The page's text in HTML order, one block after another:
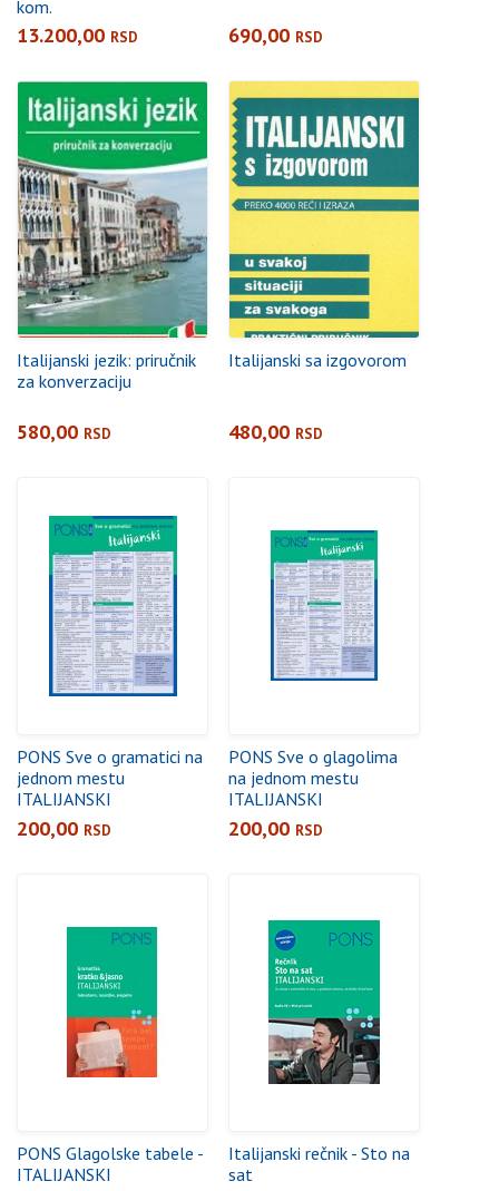
kom.
13.200,00 RSD 690,00 RSD
Italijanski jezik: priručnik
za konverzaciju
580,00 RSD
Italijanski sa izgovorom
480,00 RSD
PONS Sve o gramatici na
jednom mestu
ITALIJANSKI
200,00 RSD
PONS Sve o glagolima
na jednom mestu
ITALIJANSKI
200,00 RSD
PONS Glagolske tabele -
ITALIJANSKI
Italijanski rečnik - Sto na
sat